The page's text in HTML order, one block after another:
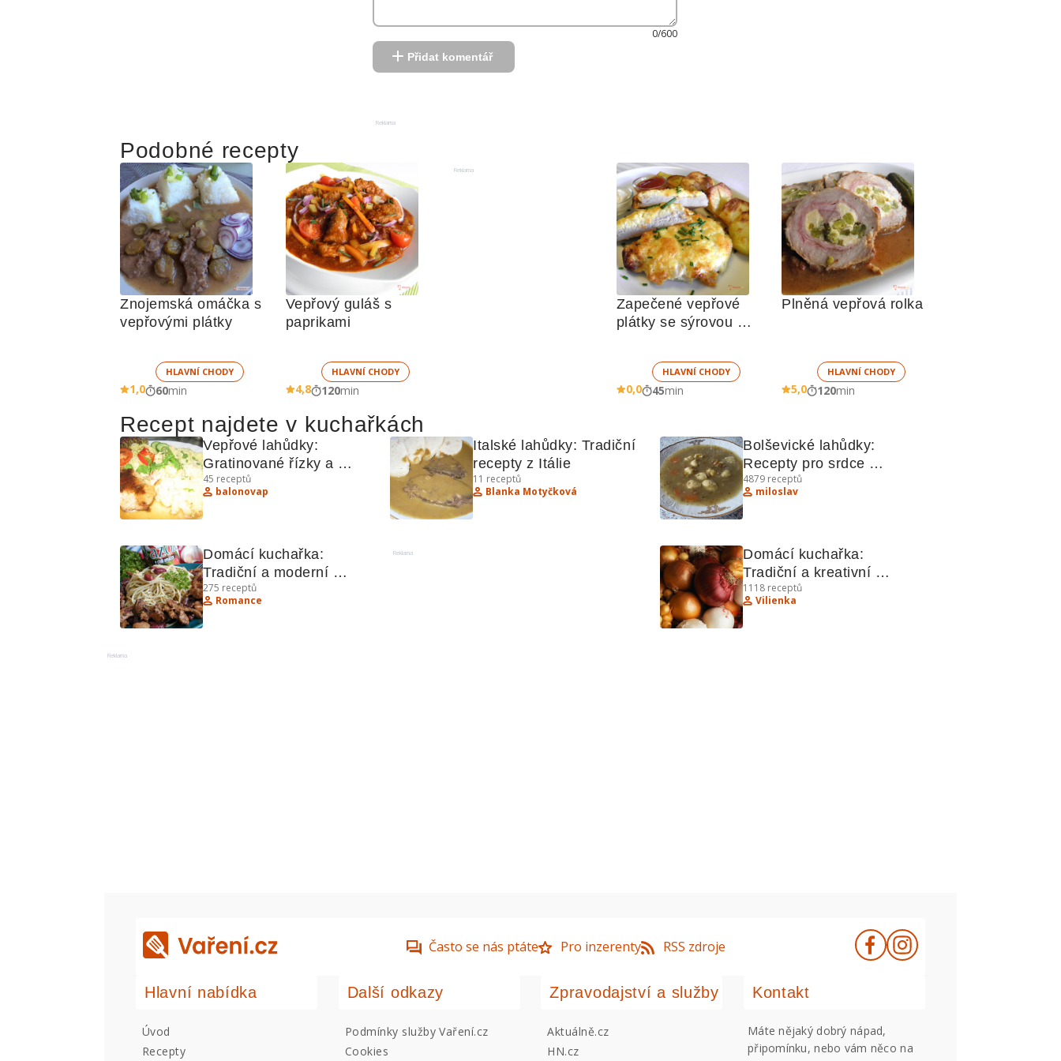
0/600
Přidat komentář
Reklama
Podobné recepty
Znojemská omáčka s
HLAVNÍ CHODY
1,0 60min
Vepřový guláš s
HLAVNÍ CHODY
4,8 120min
Reklama
Zapečené vepřové
plátky se sýrovou
HLAVNÍ CHODY
0,0 45min
Plněná vepřová rolka
HLAVNÍ CHODY
5,0 120min
Recept najdete v kuchařkách
Vepřové lahůdky:
Gratinované řízky a
medailonky recepty
45 receptů
balonovap
Italské lahůdky: Tradiční
recepty z Itálie
11 receptů
Blanka Motyčková
Bolševické lahůdky:
Recepty pro srdce
východoevropské kuchyně
4879 receptů
miloslav
Domácí kuchařka:
Tradiční a moderní
recepty z české kuchyně
275 receptů
Romance
Reklama
Domácí kuchařka:
Tradiční a kreativní
recepty
1118 receptů
Vilienka
Reklama
Často se nás ptáte Pro inzerenty RSS zdroje
Hlavní nabídka
Úvod
Recepty
Další odkazy
Podmínky služby Vaření.cz
Cookies
Zpravodajství a služby
Aktuálně.cz
HN.cz
Kontakt
Máte nějaký dobrý nápad,
připomínku, nebo vám něco na